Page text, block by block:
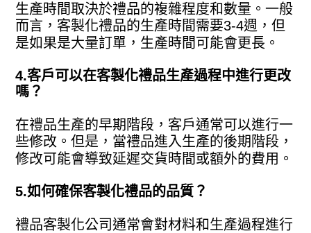
生產時間取決於禮品的複雜程度和數量。一般
而言，客製化禮品的生產時間需要3-4週，但
是如果是大量訂單，生產時間可能會更長。
4.客戶可以在客製化禮品生產過程中進行更改
嗎？
在禮品生產的早期階段，客戶通常可以進行一
些修改。但是，當禮品進入生產的後期階段，
修改可能會導致延遲交貨時間或額外的費用。
5.如何確保客製化禮品的品質？
禮品客製化公司通常會對材料和生產過程進行